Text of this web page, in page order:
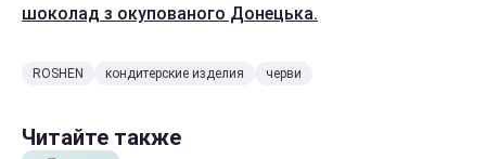
шоколад з окупованого Донецька.
ROSHEN кондитерские изделия черви
Читайте также